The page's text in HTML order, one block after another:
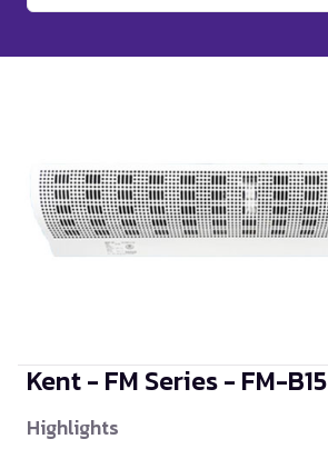
Kent - FM Series - FM-B15
Highlights